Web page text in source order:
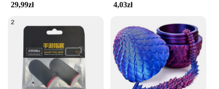
29,99zł 4,03zł